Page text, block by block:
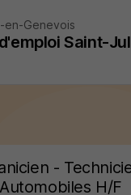
en-Genevois
Saint-
-
H/F